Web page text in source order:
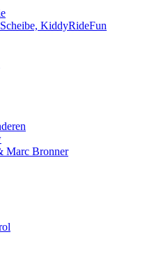
KiddyRideFun
Marc Bronner